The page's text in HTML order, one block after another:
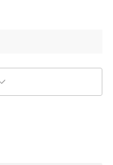
безперервну